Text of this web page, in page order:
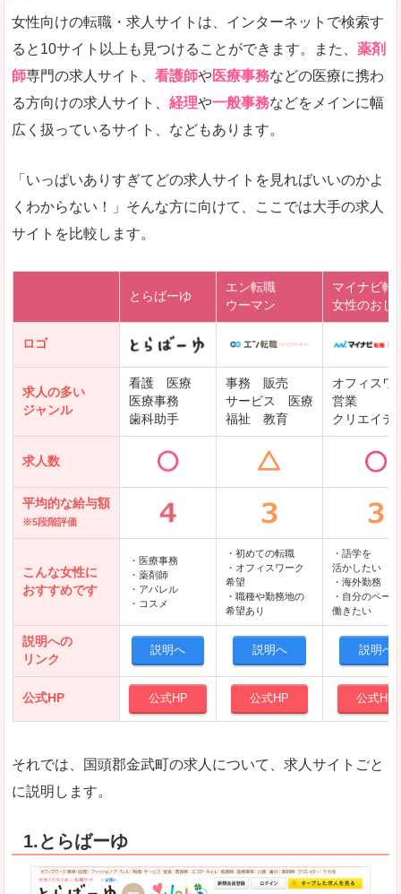
女性向けの転職・求人サイトは、インターネットで検索す
ると10サイト以上も見つけることができます。また、 薬剤
師専門の求人サイト、 看護師や医療事務などの医療に携わ
る方向けの求人サイト、 経理や一般事務などをメインに幅
広く扱っているサイト、などもあります。
「いっぱいありすぎてどの求人サイトを見ればいいのかよ
くわからない！」そんな方に向けて、ここでは大手の求人
サイトを比較します。
とらばーゆ
エン転職
ウーマン
マイナビ転
女性のおし
ロゴ
求人の多い
ジャンル
看護 医療
医療事務
歯科助手
事務 販売
サービス 医療
福祉 教育
オフィスワ
営業
クリエイテ
求人数
平均的な給与額
※5段階評価
こんな女性に
おすすめです
・医療事務
・薬剤師
・アパレル
・コスメ
・初めての転職
・オフィスワーク
希望
・職種や勤務地の
希望あり
・語学を
活かしたい
・海外勤務
・自分のペー
働きたい
説明への
リンク
説明へ 説明へ 説明へ
公式HP 公式HP 公式HP 公式HP
それでは、国頭郡金武町の求人について、求人サイトごと
に説明します。
1.とらばーゆ